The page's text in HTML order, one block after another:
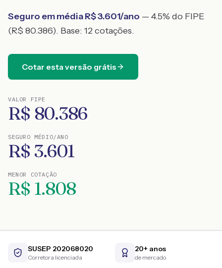
Seguro em média R$3.601/ano — 4.5% do FIPE
(R$ 80.386). Base: 12cotações.
Cotar esta versão grátis
VALOR FIPE
R$ 80.386
SEGURO MÉDIO/ANO
R$ 3.601
MENOR COTAÇÃO
R$ 1.808
SUSEP 202068020
Corretora licenciada
20+ anos
de mercado